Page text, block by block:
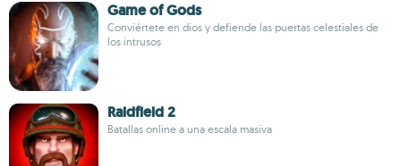
Game of Gods
Conviértete en dios y defiende las puertas celestiales de
los intrusos
Raidfield 2
Batallas online a una escala masiva